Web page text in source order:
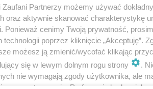
Partnerzy możemy używać
oraz aktywnie skanować charakterystykę
Ponieważ cenimy Twoją prywatność,
poprzez kliknięcie „Akceptuję”.
możesz ją zmienić/wycofać klikając
się w lewym dolnym rogu strony
.
nie wymagają zgody użytkownika, ale
przetwarzaniu. Preferencje będą miały